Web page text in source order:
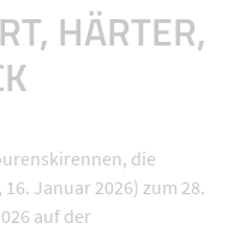
HÄRTER,
die
Januar 2026) zum 28.
auf der